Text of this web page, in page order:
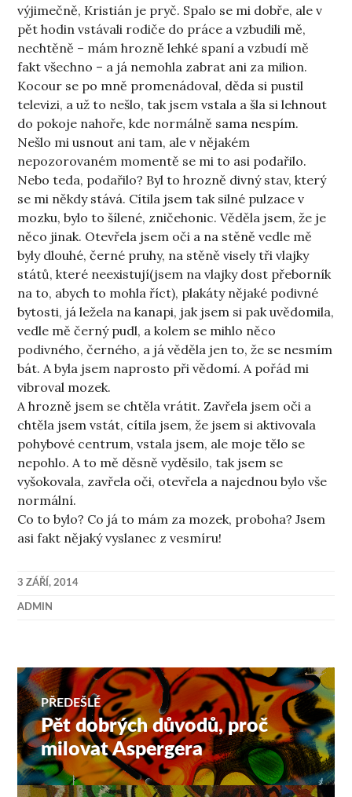
výjimečně, Kristián je pryč. Spalo se mi dobře, ale v
pět hodin vstávali rodiče do práce a vzbudili mě,
nechtěně – mám hrozně lehké spaní a vzbudí mě
fakt všechno – a já nemohla zabrat ani za milion.
Kocour se po mně promenádoval, děda si pustil
televizi, a už to nešlo, tak jsem vstala a šla si lehnout
do pokoje nahoře, kde normálně sama nespím.
Nešlo mi usnout ani tam, ale v nějakém
nepozorovaném momentě se mi to asi podařilo.
Nebo teda, podařilo? Byl to hrozně divný stav, který
se mi někdy stává. Cítila jsem tak silné pulzace v
mozku, bylo to šílené, zničehonic. Věděla jsem, že je
něco jinak. Otevřela jsem oči a na stěně vedle mě
byly dlouhé, černé pruhy, na stěně visely tři vlajky
států, které neexistují(jsem na vlajky dost přeborník
na to, abych to mohla říct), plakáty nějaké podivné
bytosti, já ležela na kanapi, jak jsem si pak uvědomila,
vedle mě černý pudl, a kolem se mihlo něco
podivného, černého, a já věděla jen to, že se nesmím
bát. A byla jsem naprosto při vědomí. A pořád mi
vibroval mozek.
A hrozně jsem se chtěla vrátit. Zavřela jsem oči a
chtěla jsem vstát, cítila jsem, že jsem si aktivovala
pohybové centrum, vstala jsem, ale moje tělo se
nepohlo. A to mě děsně vyděsilo, tak jsem se
vyšokovala, zavřela oči, otevřela a najednou bylo vše
normální.
Co to bylo? Co já to mám za mozek, proboha? Jsem
asi fakt nějaký vyslanec z vesmíru!
3 ZÁŘÍ, 2014
ADMIN
Navigace
pro
příspěvek
PŘEDEŠLÉ
Předchozí
příspěvek:
Pět dobrých důvodů, proč
milovat Aspergera